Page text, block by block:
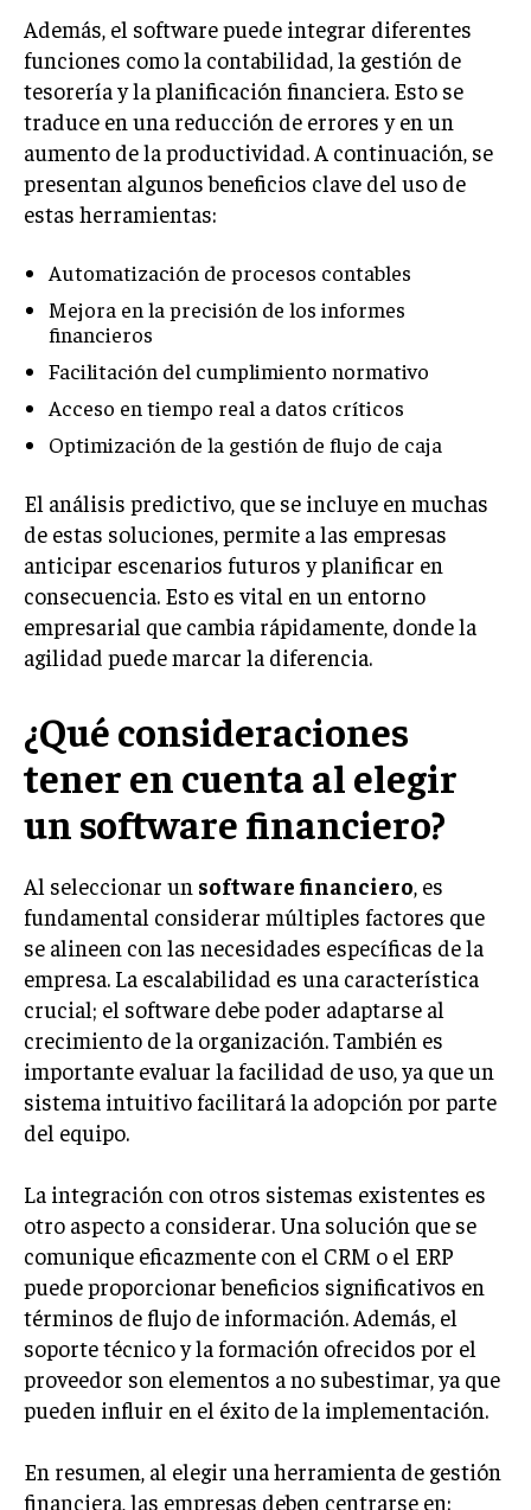
CIBERSEGURIDAD EMPRESARIAL
ESTRATEGIA
EMPRESAS FAMILIARES Y SUCESIÓN
GESTIÓN DEL RIESGO EMPRESARIAL
NEGOCIACIÓN Y RESOLUCIÓN DE CONFLICTOS
DERECHO EMPRESARIAL Y REGULACIONES
ÉXITO EMPRESARIAL Y CASOS DE ESTUDIO
GOBIERNO CORPORATIVO
NEGOCIOS
ESTRATEGIAS DE NEGOCIOS
MARKETING B2C
FRANQUICIAS
MARKETING DE INFLUENCERS
E-COMMERCE
ESTRATEGIAS DE PRICING Y GESTIÓN DE
GESTIÓN DE CRISIS EMPRESARIALES
GESTIÓN DE LA EXPERIENCIA DEL CLIENTE
MÁS
PROYECTOS
GESTIÓN DE PROYECTOS
GESTIÓN DE OPERACIONES Y CADENA DE
SUMINISTRO
LOGÍSTICA EMPRESARIAL
TALENTOS
RECURSOS HUMANOS Y GESTIÓN DEL
TALENTO
COMPENSACIÓN Y BENEFICIOS
RECLUTAMIENTO Y SELECCIÓN
DESARROLLO DE PERSONAL
CULTURA Y CLIMA ORGANIZACIONAL
Además, el software puede integrar diferentes
funciones como la contabilidad, la gestión de
tesorería y la planificación financiera. Esto se
traduce en una reducción de errores y en un
aumento de la productividad. A continuación, se
presentan algunos beneficios clave del uso de
estas herramientas:
Automatización de procesos contables
Mejora en la precisión de los informes
financieros
Facilitación del cumplimiento normativo
Acceso en tiempo real a datos críticos
Optimización de la gestión de flujo de caja
El análisis predictivo, que se incluye en muchas
de estas soluciones, permite a las empresas
anticipar escenarios futuros y planificar en
consecuencia. Esto es vital en un entorno
empresarial que cambia rápidamente, donde la
agilidad puede marcar la diferencia.
¿Qué consideraciones
tener en cuenta al elegir
un software financiero?
Al seleccionar un software financiero, es
fundamental considerar múltiples factores que
se alineen con las necesidades específicas de la
empresa. La escalabilidad es una característica
crucial; el software debe poder adaptarse al
crecimiento de la organización. También es
importante evaluar la facilidad de uso, ya que un
sistema intuitivo facilitará la adopción por parte
del equipo.
La integración con otros sistemas existentes es
otro aspecto a considerar. Una solución que se
comunique eficazmente con el CRM o el ERP
puede proporcionar beneficios significativos en
términos de flujo de información. Además, el
soporte técnico y la formación ofrecidos por el
proveedor son elementos a no subestimar, ya que
pueden influir en el éxito de la implementación.
En resumen, al elegir una herramienta de gestión
financiera, las empresas deben centrarse en: